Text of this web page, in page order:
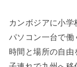
カンボジアに小
パソコン一台で
時間と場所の自由